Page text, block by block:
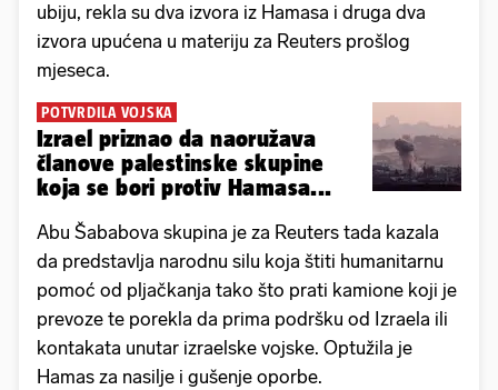
ubiju, rekla su dva izvora iz Hamasa i druga dva
izvora upućena u materiju za Reuters prošlog
mjeseca.
POTVRDILA VOJSKA
Izrael priznao da naoružava
članove palestinske skupine
koja se bori protiv Hamasa...
Abu Šababova skupina je za Reuters tada kazala
da predstavlja narodnu silu koja štiti humanitarnu
pomoć od pljačkanja tako što prati kamione koji je
prevoze te porekla da prima podršku od Izraela ili
kontakata unutar izraelske vojske. Optužila je
Hamas za nasilje i gušenje oporbe.